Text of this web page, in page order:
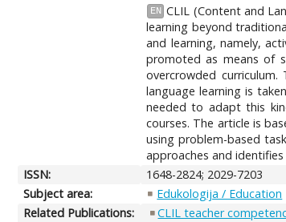
EN CLIL (Content and
learning beyond
and learning, namely,
promoted as means of
overcrowded
language learning is
needed to adapt this
courses. The article is
using problem-based
approaches and
ISSN:
1648-2824; 2029-7203
Subject area:
Edukologija / Education
Related Publications:
CLIL teacher